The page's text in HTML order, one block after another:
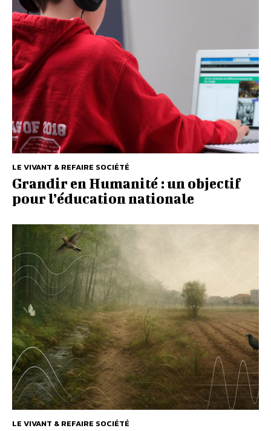
LE VIVANT & REFAIRE SOCIÉTÉ
Grandir en Humanité : un objectif
pour l’éducation nationale
LE VIVANT & REFAIRE SOCIÉTÉ